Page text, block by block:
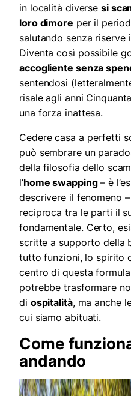
in località diverse si
loro dimore per il
salutando senza riserve
Diventa così possibile
accogliente senza
sentendosi
risale agli anni
una forza inattesa.
Cedere casa a perfetti
può sembrare un
della filosofia dello
l’home swapping– è
descrivere il fenomeno
reciproca tra le parti il
fondamentale. Certo,
scritte a supporto della
tutto funzioni, lo spirito
centro di questa
potrebbe trasformare
di ospitalità, ma anche
cui siamo abituati.
Come
andando